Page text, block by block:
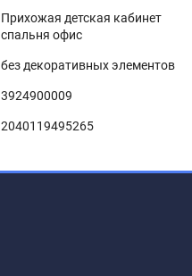
Прихожая детская кабинет
спальня офис
без декоративных элементов
3924900009
2040119495265